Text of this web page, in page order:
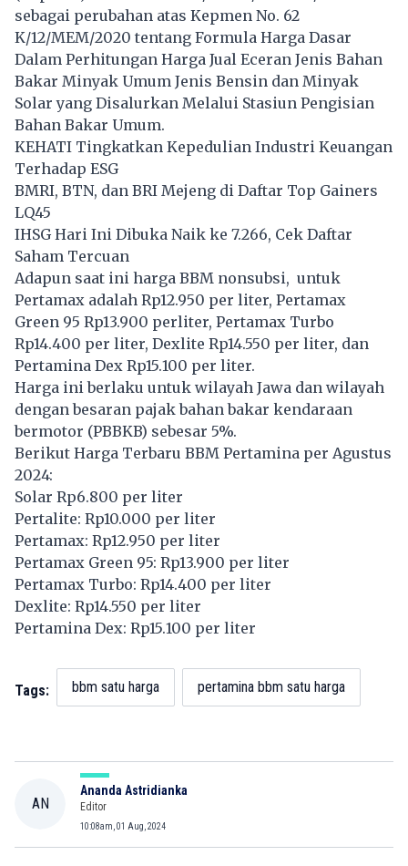
sebagai perubahan atas Kepmen No. 62
K/12/MEM/2020 tentang Formula Harga Dasar
Dalam Perhitungan Harga Jual Eceran Jenis Bahan
Bakar Minyak Umum Jenis Bensin dan Minyak
Solar yang Disalurkan Melalui Stasiun Pengisian
Bahan Bakar Umum.
KEHATI Tingkatkan Kepedulian Industri Keuangan
Terhadap ESG
BMRI, BTN, dan BRI Mejeng di Daftar Top Gainers
LQ45
IHSG Hari Ini Dibuka Naik ke 7.266, Cek Daftar
Saham Tercuan
Adapun saat ini harga BBM nonsubsi, untuk
Pertamax adalah Rp12.950 per liter, Pertamax
Green 95 Rp13.900 perliter, Pertamax Turbo
Rp14.400 per liter, Dexlite Rp14.550 per liter, dan
Pertamina Dex Rp15.100 per liter.
Harga ini berlaku untuk wilayah Jawa dan wilayah
dengan besaran pajak bahan bakar kendaraan
bermotor (PBBKB) sebesar 5%.
Berikut Harga Terbaru BBM Pertamina per Agustus
2024:
Solar Rp6.800 per liter
Pertalite: Rp10.000 per liter
Pertamax: Rp12.950 per liter
Pertamax Green 95: Rp13.900 per liter
Pertamax Turbo: Rp14.400 per liter
Dexlite: Rp14.550 per liter
Pertamina Dex: Rp15.100 per liter
Tags: bbm satu harga pertamina bbm satu harga
AN
Ananda Astridianka
Editor
10:08am, 01 Aug, 2024